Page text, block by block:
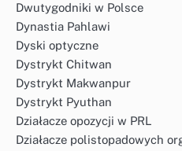
Dwutygodniki w Polsce
Dynastia Pahlawi
Dyski optyczne
Dystrykt Chitwan
Dystrykt Makwanpur
Dystrykt Pyuthan
Działacze opozycji w PRL
Działacze polistopadowych